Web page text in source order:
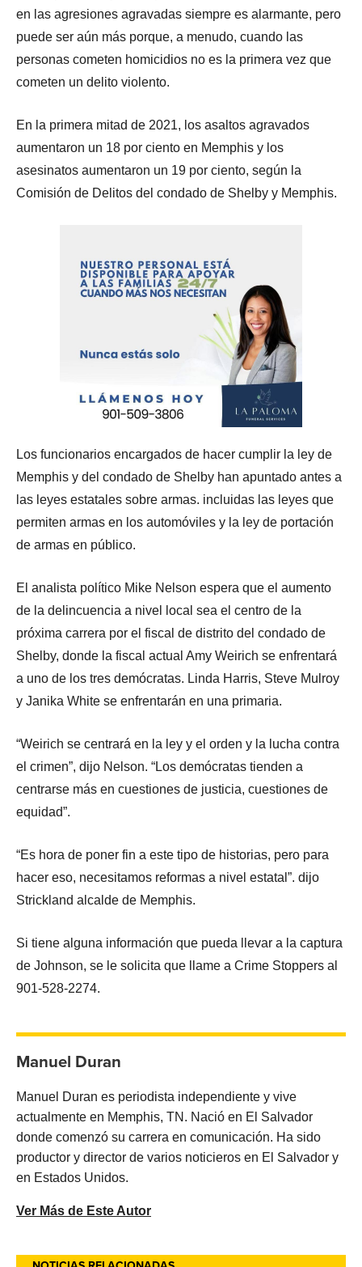
en las agresiones agravadas siempre es alarmante, pero
puede ser aún más porque, a menudo, cuando las
personas cometen homicidios no es la primera vez que
cometen un delito violento.
En la primera mitad de 2021, los asaltos agravados
aumentaron un 18 por ciento en Memphis y los
asesinatos aumentaron un 19 por ciento, según la
Comisión de Delitos del condado de Shelby y Memphis.
Los funcionarios encargados de hacer cumplir la ley de
Memphis y del condado de Shelby han apuntado antes a
las leyes estatales sobre armas. incluidas las leyes que
permiten armas en los automóviles y la ley de portación
de armas en público.
El analista político Mike Nelson espera que el aumento
de la delincuencia a nivel local sea el centro de la
próxima carrera por el fiscal de distrito del condado de
Shelby, donde la fiscal actual Amy Weirich se enfrentará
a uno de los tres demócratas. Linda Harris, Steve Mulroy
y Janika White se enfrentarán en una primaria.
“Weirich se centrará en la ley y el orden y la lucha contra
el crimen”, dijo Nelson. “Los demócratas tienden a
centrarse más en cuestiones de justicia, cuestiones de
equidad”.
“Es hora de poner fin a este tipo de historias, pero para
hacer eso, necesitamos reformas a nivel estatal”. dijo
Strickland alcalde de Memphis.
Si tiene alguna información que pueda llevar a la captura
de Johnson, se le solicita que llame a Crime Stoppers al
901-528-2274.
Manuel Duran
Manuel Duran es periodista independiente y vive
actualmente en Memphis, TN. Nació en El Salvador
donde comenzó su carrera en comunicación. Ha sido
productor y director de varios noticieros en El Salvador y
en Estados Unidos.
Ver Más de Este Autor